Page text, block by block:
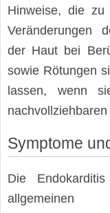
Hinweise, die zu
Veränderungen
der Haut bei
sowie Rötungen
lassen, wenn
Symptome
Die